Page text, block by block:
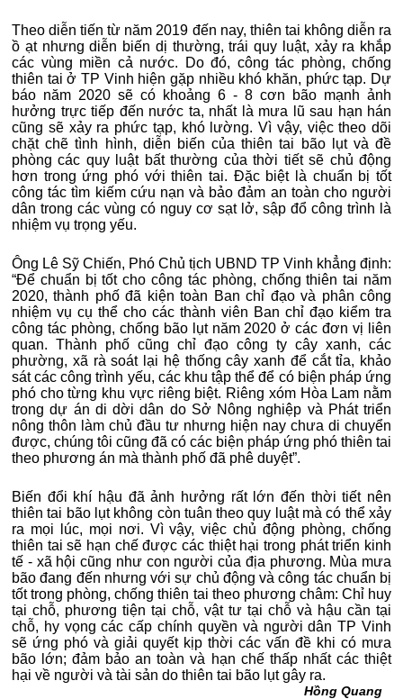
Theo diễn tiến từ năm 2019 đến nay, thiên tai không diễn ra
ồ ạt nhưng diễn biến dị thường, trái quy luật, xảy ra khắp
các vùng miền cả nước. Do đó, công tác phòng, chống
thiên tai ở TP Vinh hiện gặp nhiều khó khăn, phức tạp. Dự
báo năm 2020 sẽ có khoảng 6 - 8 cơn bão mạnh ảnh
hưởng trực tiếp đến nước ta, nhất là mưa lũ sau hạn hán
cũng sẽ xảy ra phức tạp, khó lường. Vì vậy, việc theo dõi
chặt chẽ tình hình, diễn biến của thiên tai bão lụt và đề
phòng các quy luật bất thường của thời tiết sẽ chủ động
hơn trong ứng phó với thiên tai. Đặc biệt là chuẩn bị tốt
công tác tìm kiếm cứu nạn và bảo đảm an toàn cho người
dân trong các vùng có nguy cơ sạt lở, sập đổ công trình là
nhiệm vụ trọng yếu.
Ông Lê Sỹ Chiến, Phó Chủ tịch UBND TP Vinh khẳng định:
“Để chuẩn bị tốt cho công tác phòng, chống thiên tai năm
2020, thành phố đã kiện toàn Ban chỉ đạo và phân công
nhiệm vụ cụ thể cho các thành viên Ban chỉ đạo kiểm tra
công tác phòng, chống bão lụt năm 2020 ở các đơn vị liên
quan. Thành phố cũng chỉ đạo công ty cây xanh, các
phường, xã rà soát lại hệ thống cây xanh để cắt tỉa, khảo
sát các công trình yếu, các khu tập thể để có biện pháp ứng
phó cho từng khu vực riêng biệt. Riêng xóm Hòa Lam nằm
trong dự án di dời dân do Sở Nông nghiệp và Phát triển
nông thôn làm chủ đầu tư nhưng hiện nay chưa di chuyển
được, chúng tôi cũng đã có các biện pháp ứng phó thiên tai
theo phương án mà thành phố đã phê duyệt”.
Biến đổi khí hậu đã ảnh hưởng rất lớn đến thời tiết nên
thiên tai bão lụt không còn tuân theo quy luật mà có thể xảy
ra mọi lúc, mọi nơi. Vì vậy, việc chủ động phòng, chống
thiên tai sẽ hạn chế được các thiệt hại trong phát triển kinh
tế - xã hội cũng như con người của địa phương. Mùa mưa
bão đang đến nhưng với sự chủ động và công tác chuẩn bị
tốt trong phòng, chống thiên tai theo phương châm: Chỉ huy
tại chỗ, phương tiện tại chỗ, vật tư tại chỗ và hậu cần tại
chỗ, hy vọng các cấp chính quyền và người dân TP Vinh
sẽ ứng phó và giải quyết kịp thời các vấn đề khi có mưa
bão lớn; đảm bảo an toàn và hạn chế thấp nhất các thiệt
hại về người và tài sản do thiên tai bão lụt gây ra.
Hồng Quang